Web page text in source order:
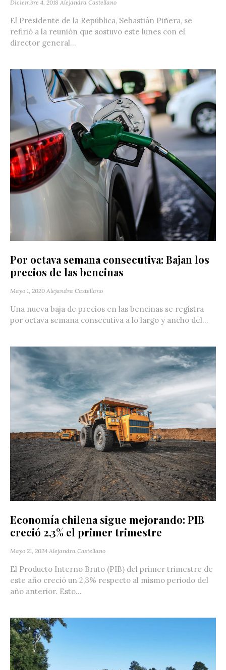
Diciembre 4, 2018 Alejandra Castellano
El Presidente de la República, Sebastián Piñera, se
refirió a la reunión que sostuvo este lunes con el
director general...
Por octava semana consecutiva: Bajan los
precios de las bencinas
Mayo 1, 2020 Alejandra Castellano
Una nueva baja de precios en las bencinas se registra
por octava semana consecutiva a lo largo y ancho del...
Economía chilena sigue mejorando: PIB
creció 2,3% el primer trimestre
Mayo 21, 2024 Alejandra Castellano
El Producto Interno Bruto (PIB) del primer trimestre de
este año creció un 2,3% respecto al mismo periodo del
año anterior. Esto...